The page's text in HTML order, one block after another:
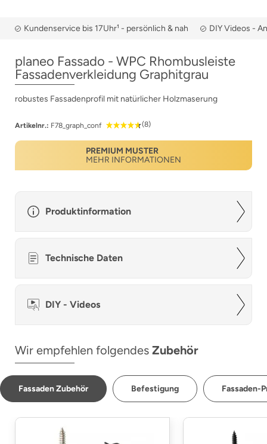
Kundenservice bis 17Uhr¹ - persönlich & nah DIY Videos -
planeo Fassado - WPC Rhombusleiste
Fassadenverkleidung Graphitgrau
robustes Fassadenprofil mit natürlicher Holzmaserung
Artikelnr.: F78_graph_conf (8)
PREMIUM MUSTER
MEHR INFORMATIONEN
Produktinformation
Technische Daten
DIY - Videos
Wir empfehlen folgendes Zubehör
Fassaden Zubehör Befestigung Fassaden-